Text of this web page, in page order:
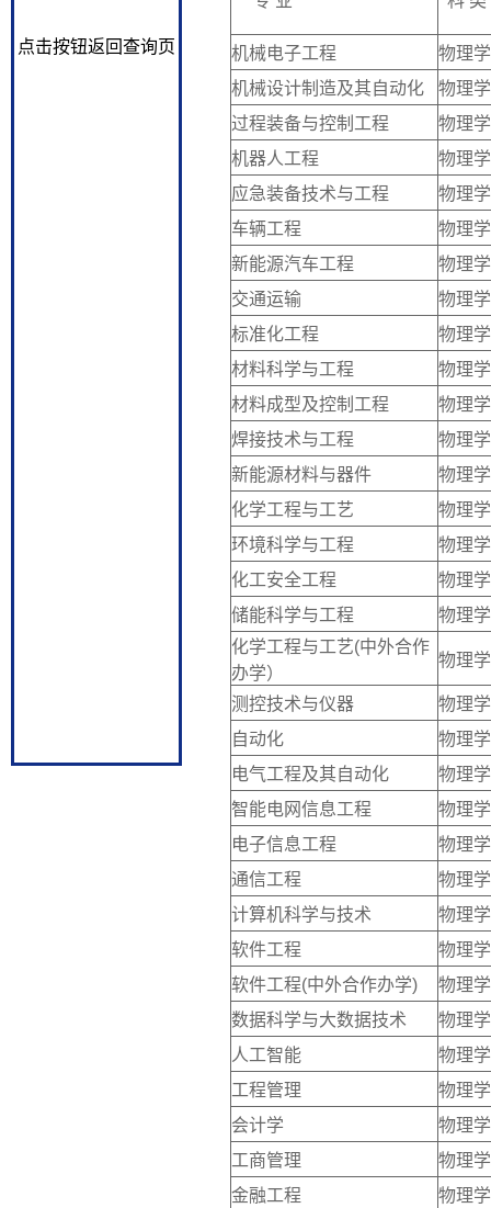
点击按钮返回查询页 机械电子工程
物理
机械设计制造及其自动化
物理
过程装备与控制工程
物理
机器人工程
物理
应急装备技术与工程
物理
车辆工程
物理
新能源汽车工程
物理
交通运输
物理
标准化工程
物理
材料科学与工程
物理
材料成型及控制工程
物理
焊接技术与工程
物理
新能源材料与器件
物理
化学工程与工艺
物理
环境科学与工程
物理
化工安全工程
物理
储能科学与工程
物理
化学工程与工艺(中外合作
办学）
物理
测控技术与仪器
物理
自动化
物理
电气工程及其自动化
物理
智能电网信息工程
物理
电子信息工程
物理
通信工程
物理
计算机科学与技术
物理
软件工程
物理
软件工程(中外合作办学)
物理
数据科学与大数据技术
物理
人工智能
物理
工程管理
物理
会计学
物理
工商管理
物理
金融工程
物理